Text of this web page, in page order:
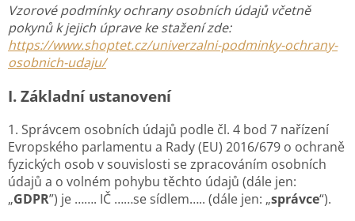
Vzorové podmínky ochrany osobních údajů včetně
pokynů k jejich úprave ke stažení zde:
https://www.shoptet.cz/univerzalni-podminky-ochrany-
osobnich-udaju/
I. Základní ustanovení
1. Správcem osobních údajů podle čl. 4 bod 7 nařízení
Evropského parlamentu a Rady (EU) 2016/679 o ochraně
fyzických osob v souvislosti se zpracováním osobních
údajů a o volném pohybu těchto údajů (dále jen:
„GDPR”) je ……. IČ ……se sídlem….. (dále jen: „správce“).